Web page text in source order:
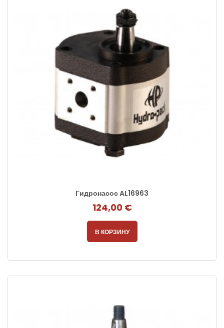
Гидронасос AL16963
124,00 €
В КОРЗИНУ